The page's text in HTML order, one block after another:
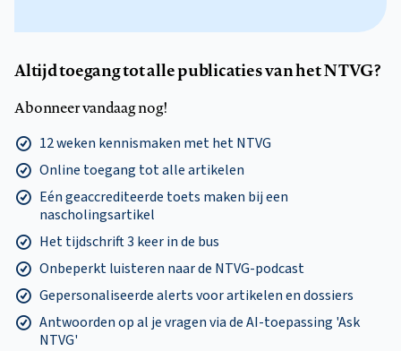
Altijd toegang tot alle publicaties van het NTVG?
Abonneer vandaag nog!
12 weken kennismaken met het NTVG
Online toegang tot alle artikelen
Eén geaccrediteerde toets maken bij een
nascholingsartikel
Het tijdschrift 3 keer in de bus
Onbeperkt luisteren naar de NTVG-podcast
Gepersonaliseerde alerts voor artikelen en dossiers
Antwoorden op al je vragen via de AI-toepassing 'Ask
NTVG'